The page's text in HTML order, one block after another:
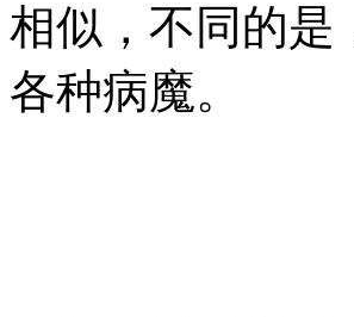
相似，不同的是
各种病魔。